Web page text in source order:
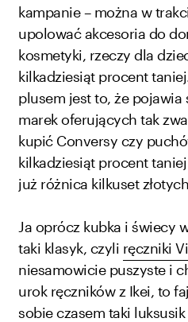
kampanie – można w
upolować akcesoria do
kosmetyki, rzeczy dla
kilkadziesiąt procent
plusem jest to, że
marek oferujących tak
kupić Conversy czy
kilkadziesiąt procent
już różnica kilkuset
Ja oprócz kubka i świecy
taki klasyk, czyli ręczniki
niesamowicie puszyste i
urok ręczników z Ikei, to
sobie czasem taki